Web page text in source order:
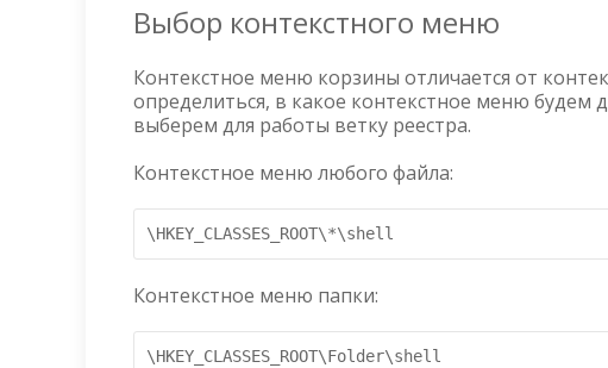
Выбор контекстного меню
Контекстное меню корзины отличается от
определиться, в какое контекстное меню будем
выберем для работы ветку реестра.
Контекстное меню любого файла:
\HKEY_CLASSES_ROOT\*\shell
Контекстное меню папки:
\HKEY_CLASSES_ROOT\Folder\shell